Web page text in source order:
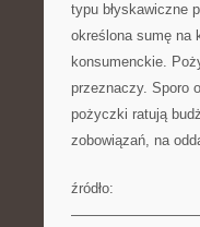
typu błyskawiczne
określona sumę na
konsumenckie.
przeznaczy. Sporo
pożyczki ratują
zobowiązań, na
źródło: